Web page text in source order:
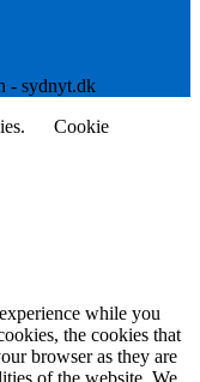
- sydnyt.dk
Cookie
while you
the cookies that
browser as they are
of the website. We